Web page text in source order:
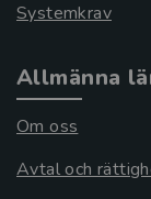
Systemkrav
Allmänna
Om oss
Avtal och